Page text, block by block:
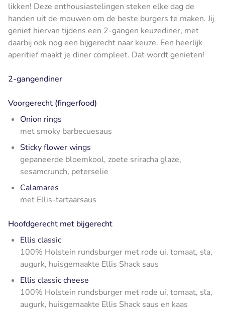
likken! Deze enthousiastelingen steken elke dag de
handen uit de mouwen om de beste burgers te maken. Jij
geniet hiervan tijdens een 2-gangen keuzediner, met
daarbij ook nog een bijgerecht naar keuze. Een heerlijk
aperitief maakt je diner compleet. Dat wordt genieten!
2-gangendiner
Voorgerecht (fingerfood)
Onion rings
met smoky barbecuesaus
Sticky flower wings
gepaneerde bloemkool, zoete sriracha glaze,
sesamcrunch, peterselie
Calamares
met Ellis-tartaarsaus
Hoofdgerecht met bijgerecht
Ellis classic
100% Holstein rundsburger met rode ui, tomaat, sla,
augurk, huisgemaakte Ellis Shack saus
Ellis classic cheese
100% Holstein rundsburger met rode ui, tomaat, sla,
augurk, huisgemaakte Ellis Shack saus en kaas